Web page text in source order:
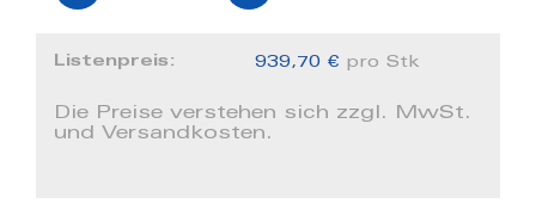
Listenpreis: 939,70 € pro Stk
Die Preise verstehen sich zzgl. MwSt.
und Versandkosten.